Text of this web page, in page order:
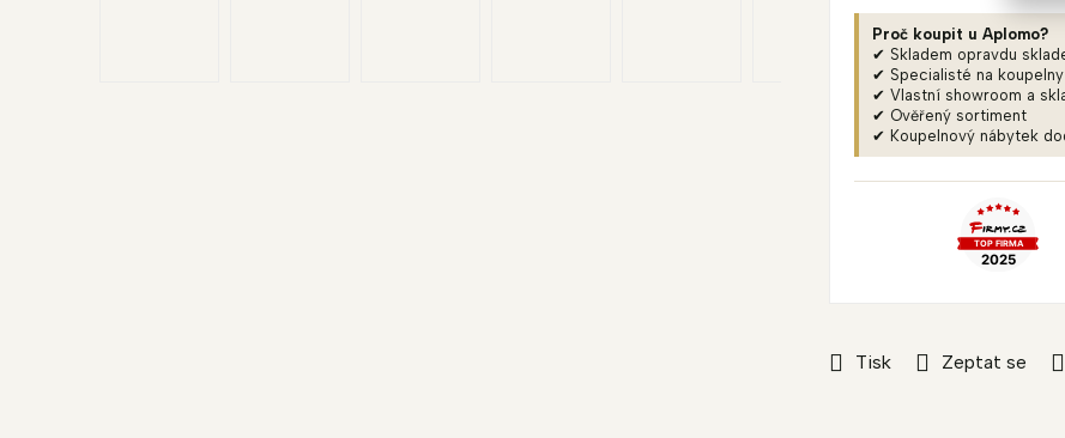
Tisk Zeptat se
Proč koupit u Aplomo?
✔ Skladem opravdu
✔ Specialisté na koupelny
✔ Vlastní showroom a
✔ Ověřený sortiment
✔ Koupelnový nábytek